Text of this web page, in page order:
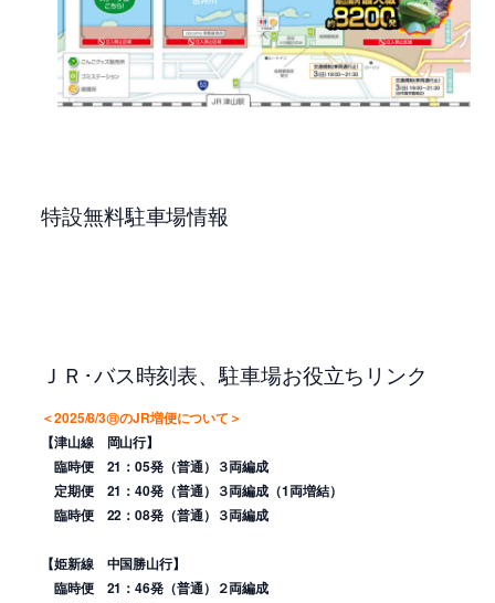
特設無料駐車場情報
ＪＲ･バス時刻表、駐車場お役立ちリンク
＜2025/8/3㊐のJR増便について＞
【津山線 岡山行】
臨時便 21：05発（普通）３両編成
定期便 21：40発（普通）３両編成（1両増結）
臨時便 22：08発（普通）３両編成
【姫新線 中国勝山行】
臨時便 21：46発（普通）２両編成